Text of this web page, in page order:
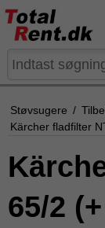
Støvsugere /
Kärcher fladfilter
65/2